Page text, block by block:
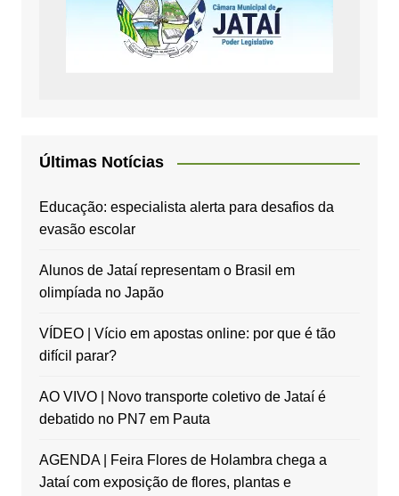
Últimas Notícias
Educação: especialista alerta para desafios da
evasão escolar
Alunos de Jataí representam o Brasil em
olimpíada no Japão
VÍDEO | Vício em apostas online: por que é tão
difícil parar?
AO VIVO | Novo transporte coletivo de Jataí é
debatido no PN7 em Pauta
AGENDA | Feira Flores de Holambra chega a
Jataí com exposição de flores, plantas e